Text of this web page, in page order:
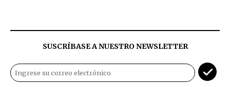
SUSCRÍBASE A NUESTRO NEWSLETTER